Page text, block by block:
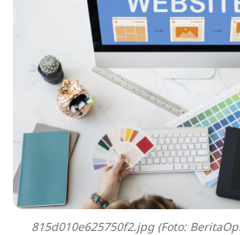
815d010e625750f2.jpg (Foto: